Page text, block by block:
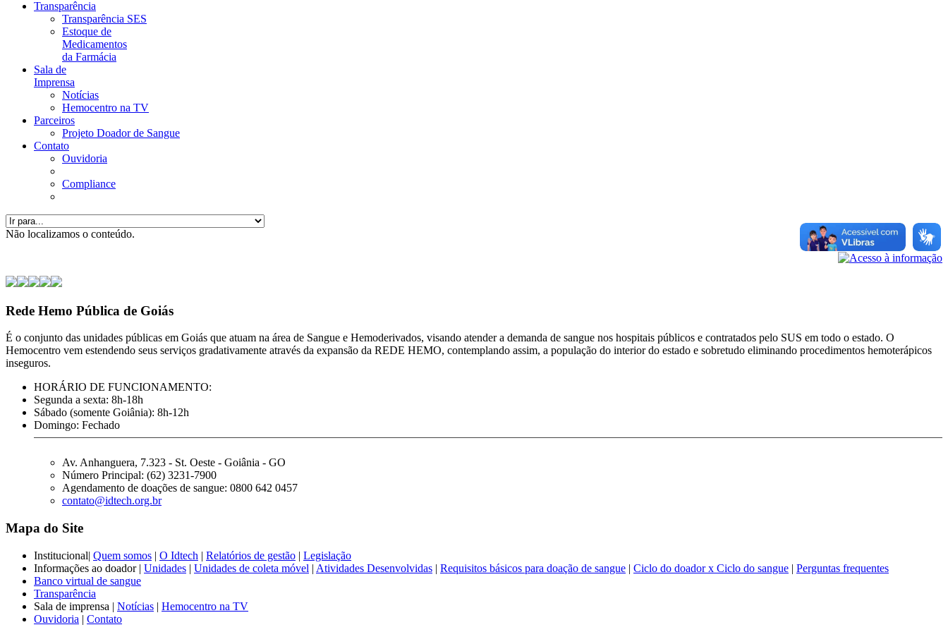
Transparência
Transparência SES
Estoque de
Medicamentos
da Farmácia
Sala de
Imprensa
Notícias
Hemocentro na TV
Parceiros
Projeto Doador de Sangue
Contato
Ouvidoria
Compliance
Não localizamos o conteúdo.
Rede Hemo Pública de Goiás
É o conjunto das unidades públicas em Goiás que atuam na área de Sangue e Hemoderivados, visando atender a demanda de sangue nos hospitais públicos e contratados pelo SUS em todo o estado. O
Hemocentro vem estendendo seus serviços gradativamente através da expansão da REDE HEMO, contemplando assim, a população do interior do estado e sobretudo eliminando procedimentos hemoterápicos
inseguros.
HORÁRIO DE FUNCIONAMENTO:
Segunda a sexta: 8h-18h
Sábado (somente Goiânia): 8h-12h
Domingo: Fechado
Av. Anhanguera, 7.323 - St. Oeste - Goiânia - GO
Número Principal: (62) 3231-7900
Agendamento de doações de sangue: 0800 642 0457
contato@idtech.org.br
Mapa do Site
Institucional| Quem somos | O Idtech | Relatórios de gestão | Legislação
Informações ao doador | Unidades | Unidades de coleta móvel | Atividades Desenvolvidas | Requisitos básicos para doação de sangue | Ciclo do doador x Ciclo do sangue | Perguntas frequentes
Banco virtual de sangue
Transparência
Sala de imprensa | Notícias | Hemocentro na TV
Ouvidoria | Contato